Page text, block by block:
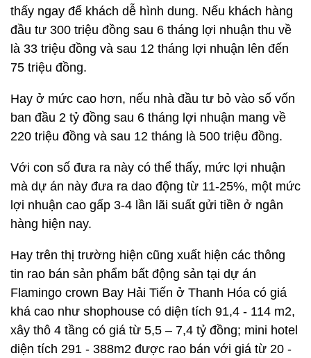
thấy ngay để khách dễ hình dung. Nếu khách hàng
đầu tư 300 triệu đồng sau 6 tháng lợi nhuận thu về
là 33 triệu đồng và sau 12 tháng lợi nhuận lên đến
75 triệu đồng.
Hay ở mức cao hơn, nếu nhà đầu tư bỏ vào số vốn
ban đầu 2 tỷ đồng sau 6 tháng lợi nhuận mang về
220 triệu đồng và sau 12 tháng là 500 triệu đồng.
Với con số đưa ra này có thể thấy, mức lợi nhuận
mà dự án này đưa ra dao động từ 11-25%, một mức
lợi nhuận cao gấp 3-4 lần lãi suất gửi tiền ở ngân
hàng hiện nay.
Hay trên thị trường hiện cũng xuất hiện các thông
tin rao bán sản phẩm bất động sản tại dự án
Flamingo crown Bay Hải Tiến ở Thanh Hóa có giá
khá cao như shophouse có diện tích 91,4 - 114 m2,
xây thô 4 tầng có giá từ 5,5 – 7,4 tỷ đồng; mini hotel
diện tích 291 - 388m2 được rao bán với giá từ 20 -